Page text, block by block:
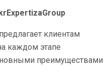
клиентам
каждом этапе
преимуществами